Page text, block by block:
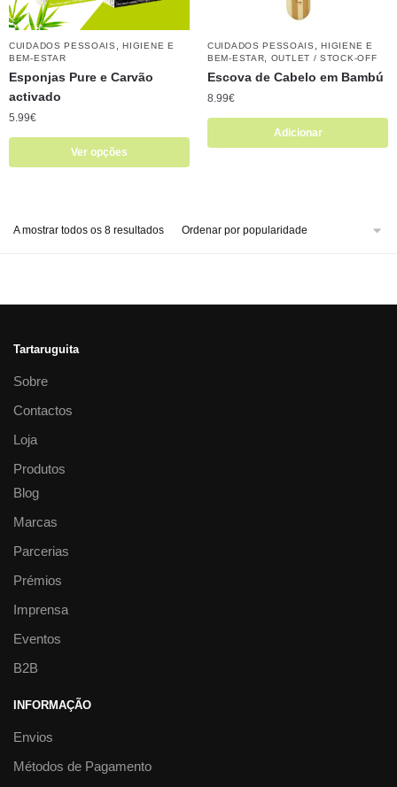
CUIDADOS PESSOAIS ,HIGIENE E
BEM-ESTAR
Esponjas Pure e Carvão
activado
5.99€
Ver opções
CUIDADOS PESSOAIS ,HIGIENE E
BEM-ESTAR
OUTLET / STOCK-OFF
Escova de Cabelo em Bambú
8.99€
Adicionar
A mostrar todos os 8 resultados
Tartaruguita
Sobre
Contactos
Loja
Produtos
Blog
Marcas
Parcerias
Prémios
Imprensa
Eventos
B2B
INFORMAÇÃO
Envios
Métodos de Pagamento